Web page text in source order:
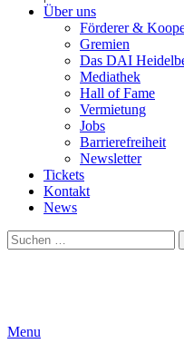
Über uns
Förderer &
Gremien
Das DAI
Mediathek
Hall of Fame
Vermietung
Jobs
Barrierefreiheit
Newsletter
Tickets
Kontakt
News
Suchen
nach:
Menu